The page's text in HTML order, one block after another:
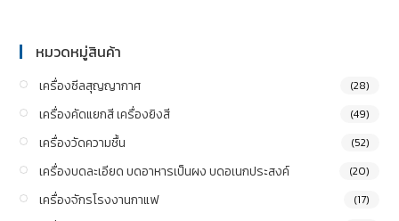
หมวดหมู่สินค้า
เครื่องซีลสุญญากาศ (28)
เครื่องคัดแยกสี เครื่องยิงสี (49)
เครื่องวัดความชื้น (52)
เครื่องบดละเอียด บดอาหารเป็นผง บดอเนกประสงค์ (20)
เครื่องจักรโรงงานกาแฟ (17)